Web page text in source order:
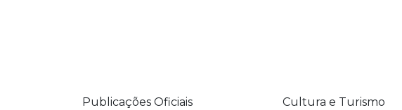
Publicações Oficiais Cultura e Turismo